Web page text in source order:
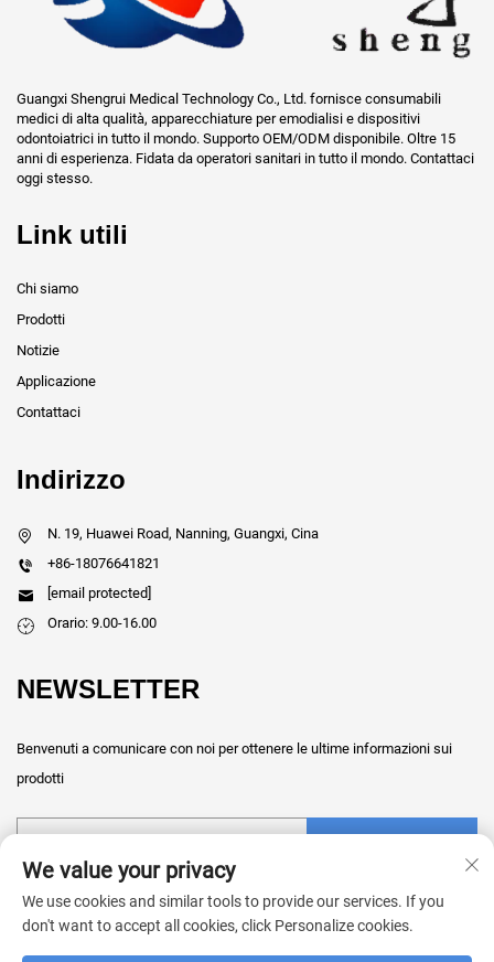
Guangxi Shengrui Medical Technology Co., Ltd. fornisce consumabili
medici di alta qualità, apparecchiature per emodialisi e dispositivi
odontoiatrici in tutto il mondo. Supporto OEM/ODM disponibile. Oltre 15
anni di esperienza. Fidata da operatori sanitari in tutto il mondo. Contattaci
oggi stesso.
Link utili
Chi siamo
Prodotti
Notizie
Applicazione
Contattaci
Indirizzo
N. 19, Huawei Road, Nanning, Guangxi, Cina
+86-18076641821
[email protected]
Orario: 9.00-16.00
NEWSLETTER
Benvenuti a comunicare con noi per ottenere le ultime informazioni sui
prodotti
We value your privacy
We use cookies and similar tools to provide our services. If you
don't want to accept all cookies, click Personalize cookies.